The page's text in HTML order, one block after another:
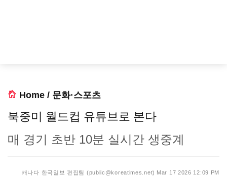
Home / 문화·스포츠
북중미 월드컵 유튜브로 본다
매 경기 초반 10분 실시간 생중계
캐나다 한국일보 편집팀 (public@koreatimes.net) Mar 17 2026 12:09 PM